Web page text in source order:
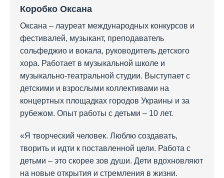
Коробко Оксана
Оксана – лауреат международных конкурсов и
фестивалей, музыкант, преподаватель
сольфеджио и вокала, руководитель детского
хора. Работает в музыкальной школе и
музыкально-театральной студии. Выступает с
детскими и взрослыми коллективами на
концертных площадках городов Украины и за
рубежом. Опыт работы с детьми – 10 лет.
«Я творческий человек. Люблю создавать,
творить и идти к поставленной цели. Работа с
детьми – это скорее зов души. Дети вдохновляют
на новые открытия и стремления в жизни.